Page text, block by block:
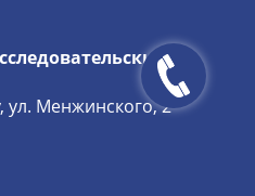
ул. Менжинского, 2